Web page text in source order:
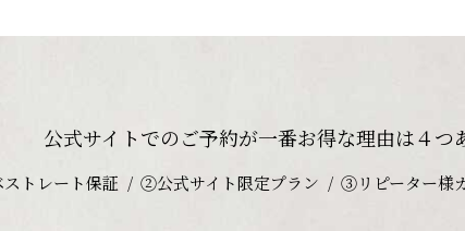
公式サイトでのご予約が一番お得な理由は４つ
トレート保証 ②公式サイト限定プラン ③リピーター様